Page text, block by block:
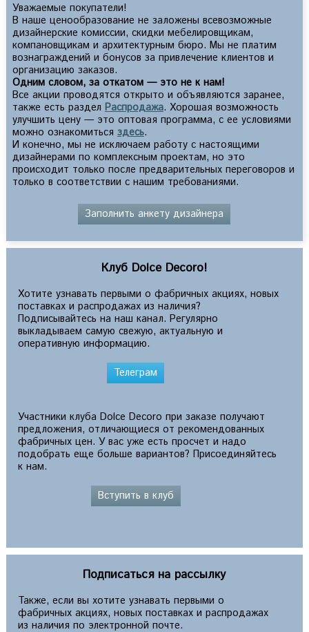
Уважаемые покупатели!
В наше ценообразование не заложены всевозможные
дизайнерские комиссии, скидки мебелировщикам,
компановщикам и архитектурным бюро. Мы не платим
вознаграждений и бонусов за привлечение клиентов и
организацию заказов.
Одним словом, за откатом — это не к нам!
Все акции проводятся открыто и объявляются заранее,
также есть раздел Распродажа. Хорошая возможность
улучшить цену — это оптовая программа, с ее условиями
можно ознакомиться здесь.
И конечно, мы не исключаем работу с настоящими
дизайнерами по комплексным проектам, но это
происходит только после предварительных переговоров и
только в соответствии с нашим требованиями.
Заполнить анкету дизайнера
Клуб Dolce Decoro!
Хотите узнавать первыми о фабричных акциях, новых
поставках и распродажах из наличия?
Подписывайтесь на наш канал. Регулярно
выкладываем самую свежую, актуальную и
оперативную информацию.
Телеграм
Участники клуба Dolce Decoro при заказе получают
предложения, отличающиеся от рекомендованных
фабричных цен. У вас уже есть просчет и надо
подобрать еще больше вариантов? Присоединяйтесь
к нам.
Вступить в клуб
Подписаться на рассылку
Также, если вы хотите узнавать первыми о
фабричных акциях, новых поставках и распродажах
из наличия по электронной почте.